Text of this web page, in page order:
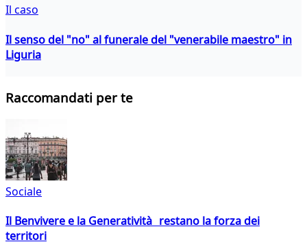
Il caso
Il senso del "no" al funerale del "venerabile maestro" in
Liguria
Raccomandati per te
Sociale
Il Benvivere e la Generatività restano la forza dei
territori